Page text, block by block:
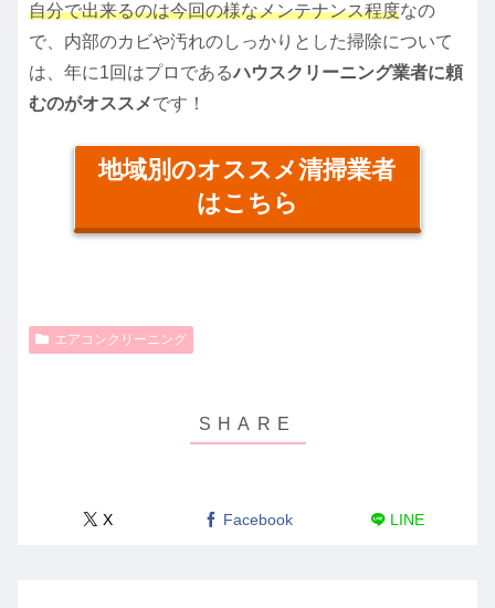
自分で出来るのは今回の様なメンテナンス程度なの
で、内部のカビや汚れのしっかりとした掃除について
は、年に1回はプロであるハウスクリーニング業者に頼
むのがオススメです！
地域別のオススメ清掃業者
はこちら
エアコンクリーニング
X Facebook LINE